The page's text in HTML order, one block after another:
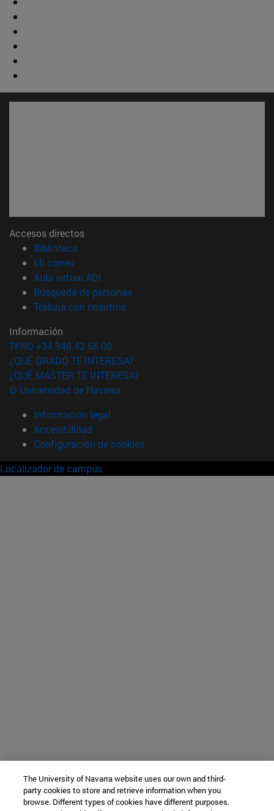
Accesos directos
Biblioteca
Mi correo(abre en nueva ventana)
Aula virtual ADI
Búsqueda de personas(abre en nueva ventana)
Trabaja con nosotros(abre en nueva ventana)
Información
TFNO +34 948 42 56 00
¿QUÉ GRADO TE INTERESA?
¿QUÉ MÁSTER TE INTERESA?
© Universidad de Navarra
Información legal
Accesibilidad
Configuración de cookies
Localizador de campus
The University of Navarra website uses our own and third-
party cookies to store and retrieve information when you
browse. Different types of cookies have different purposes.